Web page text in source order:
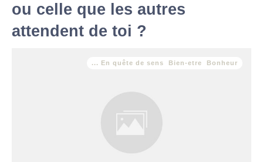
ou celle que les autres
attendent de toi ?
... En quête de sens Bien-etre Bonheur